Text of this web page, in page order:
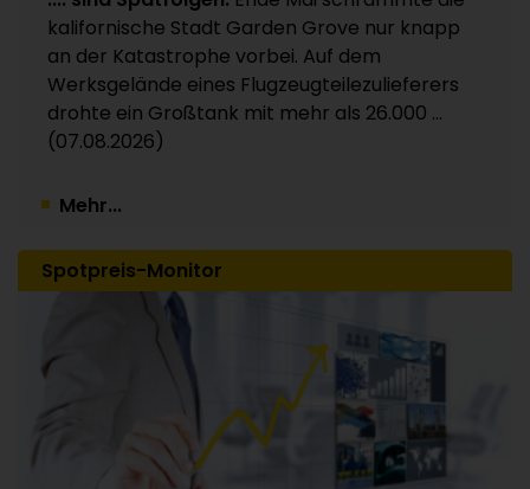
Partners / 15 Werke betroffen
30.07.2026
kalifornische Stadt Garden Grove nur knapp
an der Katastrophe vorbei. Auf dem
Werksgelände eines Flugzeugteilezulieferers
drohte ein Großtank mit mehr als 26.000 ...
(07.08.2026)
Mehr...
Spotpreis-Monitor